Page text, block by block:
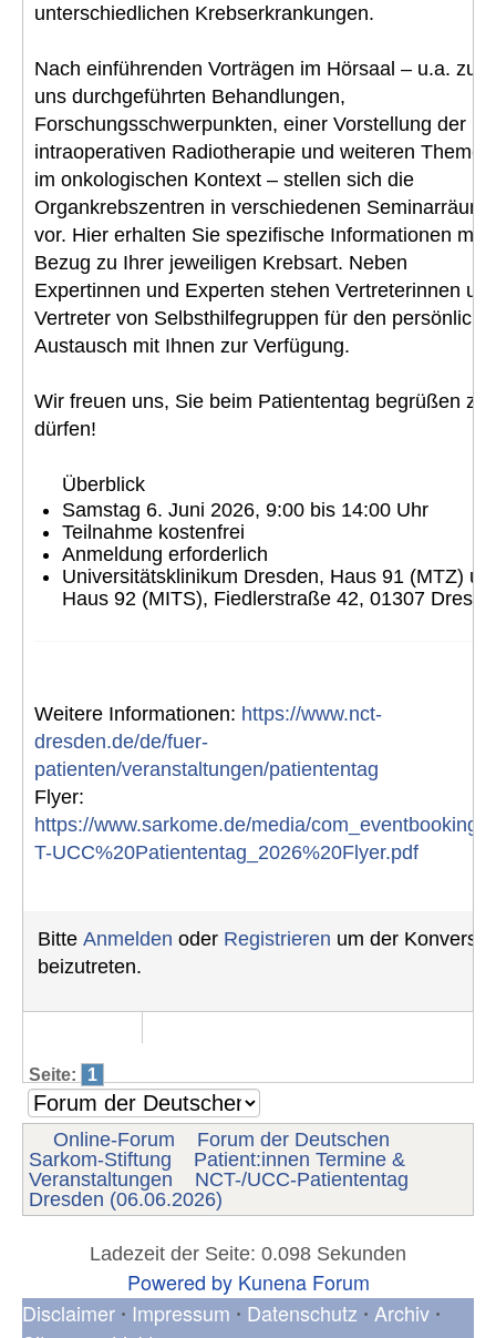
unterschiedlichen Krebserkrankungen.
Nach einführenden Vorträgen im Hörsaal – u.a. zu
uns durchgeführten Behandlungen,
Forschungsschwerpunkten, einer Vorstellung der
intraoperativen Radiotherapie und weiteren Themen
im onkologischen Kontext – stellen sich die
Organkrebszentren in verschiedenen
vor. Hier erhalten Sie spezifische Informationen mit
Bezug zu Ihrer jeweiligen Krebsart. Neben
Expertinnen und Experten stehen Vertreterinnen
Vertreter von Selbsthilfegruppen für den
Austausch mit Ihnen zur Verfügung.
Wir freuen uns, Sie beim Patiententag begrüßen zu
dürfen!
Überblick
Samstag 6. Juni 2026, 9:00 bis 14:00 Uhr
Teilnahme kostenfrei
Anmeldung erforderlich
Universitätsklinikum Dresden, Haus 91 (MTZ)
Haus 92 (MITS), Fiedlerstraße 42, 01307
Weitere Informationen: https://www.nct-
dresden.de/de/fuer-
patienten/veranstaltungen/patiententag
Flyer:
https://www.sarkome.de/media/com_eventbooking/
T-UCC%20Patiententag_2026%20Flyer.pdf
Bitte Anmelden oder Registrieren um der
beizutreten.
Seite: 1
Online-Forum
Forum der Deutschen
Sarkom-Stiftung
Patient:innen Termine &
Veranstaltungen
NCT-/UCC-Patiententag
Dresden (06.06.2026)
Ladezeit der Seite: 0.098 Sekunden
Powered by Kunena Forum
Disclaimer • Impressum • Datenschutz • Archiv •